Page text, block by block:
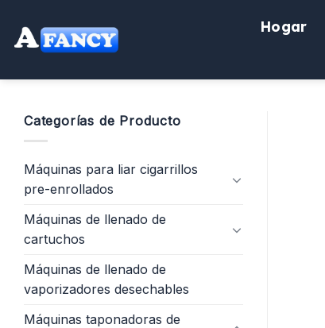
contenido
Hogar
Categorías de Producto
Máquinas para liar cigarrillos
pre-enrollados
Máquinas de llenado de
cartuchos
Máquinas de llenado de
vaporizadores desechables
Máquinas taponadoras de